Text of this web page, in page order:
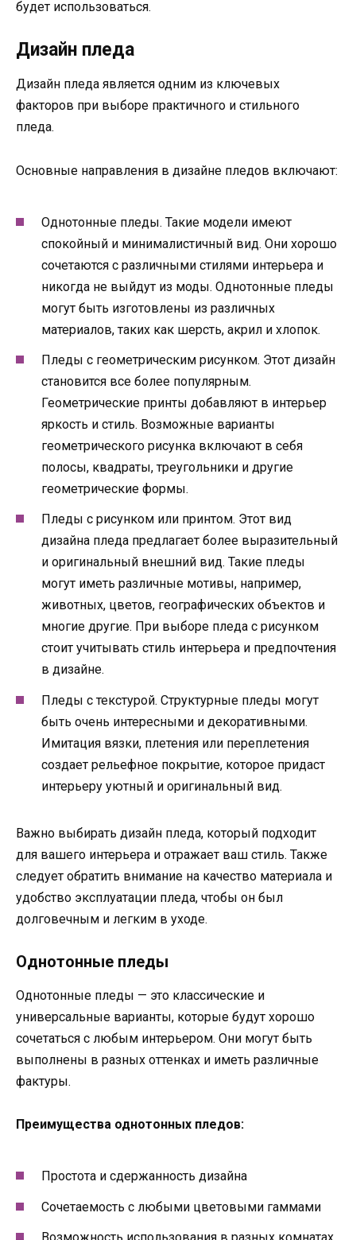
будет использоваться.
Дизайн пледа
Дизайн пледа является одним из ключевых
факторов при выборе практичного и стильного
пледа.
Основные направления в дизайне пледов включают:
Однотонные пледы. Такие модели имеют
спокойный и минималистичный вид. Они хорошо
сочетаются с различными стилями интерьера и
никогда не выйдут из моды. Однотонные пледы
могут быть изготовлены из различных
материалов, таких как шерсть, акрил и хлопок.
Пледы с геометрическим рисунком. Этот дизайн
становится все более популярным.
Геометрические принты добавляют в интерьер
яркость и стиль. Возможные варианты
геометрического рисунка включают в себя
полосы, квадраты, треугольники и другие
геометрические формы.
Пледы с рисунком или принтом. Этот вид
дизайна пледа предлагает более выразительный
и оригинальный внешний вид. Такие пледы
могут иметь различные мотивы, например,
животных, цветов, географических объектов и
многие другие. При выборе пледа с рисунком
стоит учитывать стиль интерьера и предпочтения
в дизайне.
Пледы с текстурой. Структурные пледы могут
быть очень интересными и декоративными.
Имитация вязки, плетения или переплетения
создает рельефное покрытие, которое придаст
интерьеру уютный и оригинальный вид.
Важно выбирать дизайн пледа, который подходит
для вашего интерьера и отражает ваш стиль. Также
следует обратить внимание на качество материала и
удобство эксплуатации пледа, чтобы он был
долговечным и легким в уходе.
Однотонные пледы
Однотонные пледы — это классические и
универсальные варианты, которые будут хорошо
сочетаться с любым интерьером. Они могут быть
выполнены в разных оттенках и иметь различные
фактуры.
Преимущества однотонных пледов:
Простота и сдержанность дизайна
Сочетаемость с любыми цветовыми гаммами